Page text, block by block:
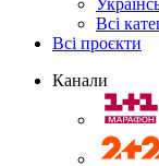
Всі
Всі проєкти
Канали